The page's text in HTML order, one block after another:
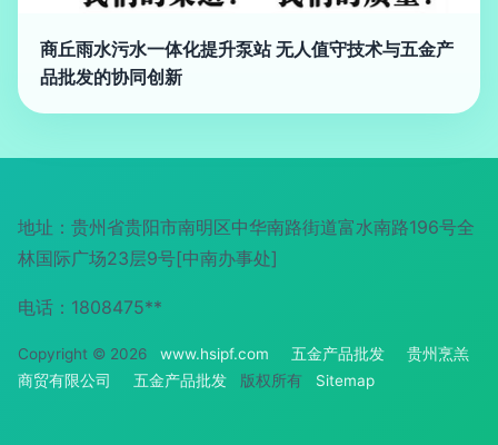
商丘雨水污水一体化提升泵站 无人值守技术与五金产
品批发的协同创新
地址：贵州省贵阳市南明区中华南路街道富水南路196号全
林国际广场23层9号[中南办事处]
电话：1808475**
Copyright © 2026 www.hsipf.com 五金产品批发
贵州烹羔
商贸有限公司
五金产品批发 版权所有 Sitemap